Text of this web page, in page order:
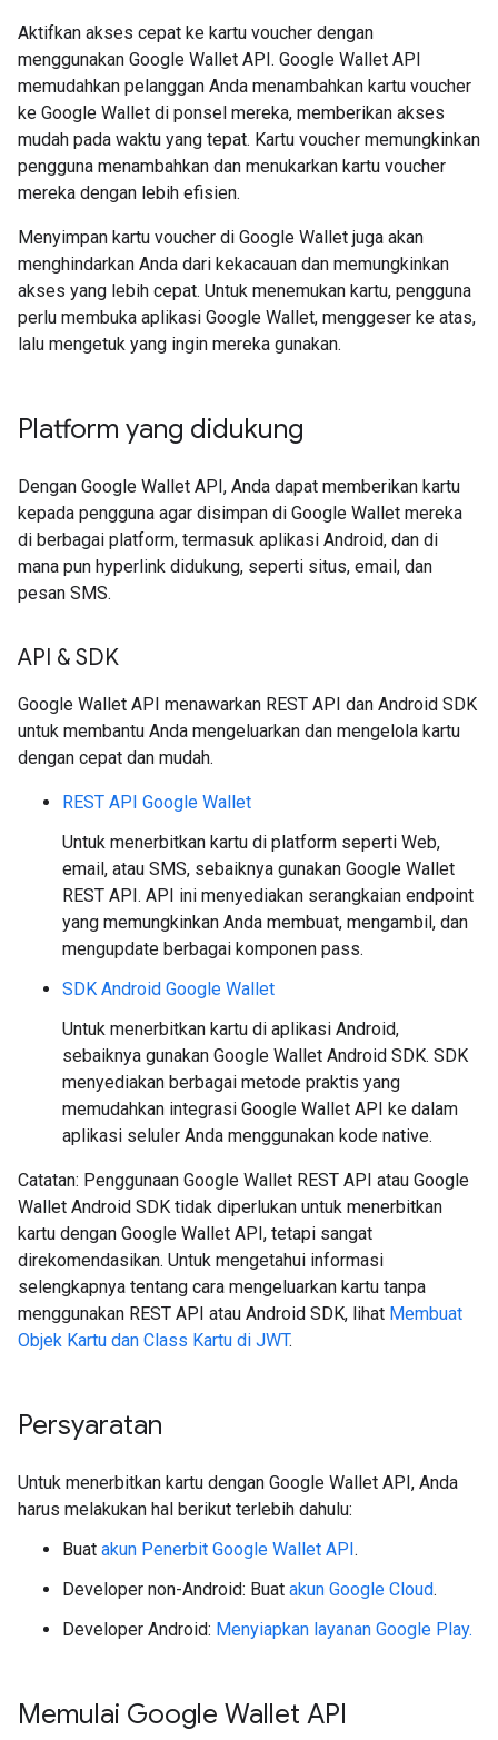
Aktifkan akses cepat ke kartu voucher dengan
menggunakan Google Wallet API. Google Wallet API
memudahkan pelanggan Anda menambahkan kartu voucher
ke Google Wallet di ponsel mereka, memberikan akses
mudah pada waktu yang tepat. Kartu voucher memungkinkan
pengguna menambahkan dan menukarkan kartu voucher
mereka dengan lebih efisien.
Menyimpan kartu voucher di Google Wallet juga akan
menghindarkan Anda dari kekacauan dan memungkinkan
akses yang lebih cepat. Untuk menemukan kartu, pengguna
perlu membuka aplikasi Google Wallet, menggeser ke atas,
lalu mengetuk yang ingin mereka gunakan.
Platform yang didukung
Dengan Google Wallet API, Anda dapat memberikan kartu
kepada pengguna agar disimpan di Google Wallet mereka
di berbagai platform, termasuk aplikasi Android, dan di
mana pun hyperlink didukung, seperti situs, email, dan
pesan SMS.
API & SDK
Google Wallet API menawarkan REST API dan Android SDK
untuk membantu Anda mengeluarkan dan mengelola kartu
dengan cepat dan mudah.
REST API Google Wallet
Untuk menerbitkan kartu di platform seperti Web,
email, atau SMS, sebaiknya gunakan Google Wallet
REST API. API ini menyediakan serangkaian endpoint
yang memungkinkan Anda membuat, mengambil, dan
mengupdate berbagai komponen pass.
SDK Android Google Wallet
Untuk menerbitkan kartu di aplikasi Android,
sebaiknya gunakan Google Wallet Android SDK. SDK
menyediakan berbagai metode praktis yang
memudahkan integrasi Google Wallet API ke dalam
aplikasi seluler Anda menggunakan kode native.
Catatan: Penggunaan Google Wallet REST API atau Google
Wallet Android SDK tidak diperlukan untuk menerbitkan
kartu dengan Google Wallet API, tetapi sangat
direkomendasikan. Untuk mengetahui informasi
selengkapnya tentang cara mengeluarkan kartu tanpa
menggunakan REST API atau Android SDK, lihat Membuat
Objek Kartu dan Class Kartu di JWT.
Persyaratan
Untuk menerbitkan kartu dengan Google Wallet API, Anda
harus melakukan hal berikut terlebih dahulu:
Buat akun Penerbit Google Wallet API.
Developer non-Android: Buat akun Google Cloud.
Developer Android: Menyiapkan layanan Google Play.
Memulai Google Wallet API